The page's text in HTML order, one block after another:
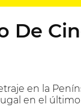
De
en la
en el